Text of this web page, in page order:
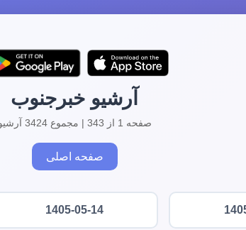
آرشیو خبرجنوب
صفحه 1 از 343 | مجموع 3424 آرشیو
صفحه اصلی
1405-05-14